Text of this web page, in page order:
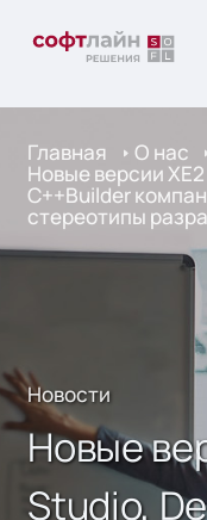
Главная О нас
Новые версии
C++Builder
стереотипы
Новости
Новые
Studio,